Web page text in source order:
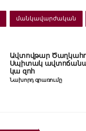
մանկավարժական
Ավտովթար
Սպիտակ
կա զոհ
Նախորդ գրառումը